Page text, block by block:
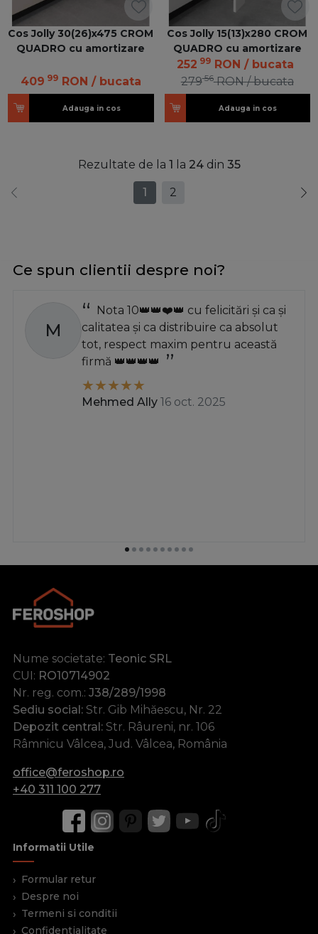
Cos Jolly 30(26)x475 CROM
QUADRO cu amortizare
409 99 RON / bucata
Adauga in cos
Cos Jolly 15(13)x280 CROM
QUADRO cu amortizare
252 99 RON / bucata
27956 RON / bucata
Adauga in cos
Rezultate de la 1 la 24din 35
1 2
Ce spun clientii despre noi?
M
Nota 10👑👑❤️👑 cu felicitări și ca și
calitatea și ca distribuire ca absolut
tot, respect maxim pentru această
firmă 👑👑👑👑
Mehmed Ally 16 oct. 2025
Nume societate: Teonic SRL
CUI: RO10714902
Nr. reg. com.: J38/289/1998
Sediu social: Str. Gib Mihăescu, Nr. 22
Depozit central: Str. Râureni, nr. 106
Râmnicu Vâlcea, Jud. Vâlcea, România
office@feroshop.ro
+40 311 100 277
Informatii Utile
Formular retur
Despre noi
Termeni si conditii
Confidentialitate